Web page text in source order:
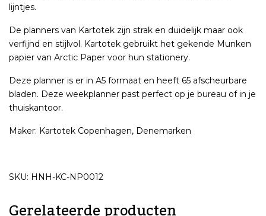
lijntjes.
De planners van Kartotek zijn strak en duidelijk maar ook
verfijnd en stijlvol. Kartotek gebruikt het gekende Munken
papier van Arctic Paper voor hun stationery.
Deze planner is er in A5 formaat en heeft 65 afscheurbare
bladen. Deze weekplanner past perfect op je bureau of in je
thuiskantoor.
Maker: Kartotek Copenhagen, Denemarken
SKU: HNH-KC-NP0012